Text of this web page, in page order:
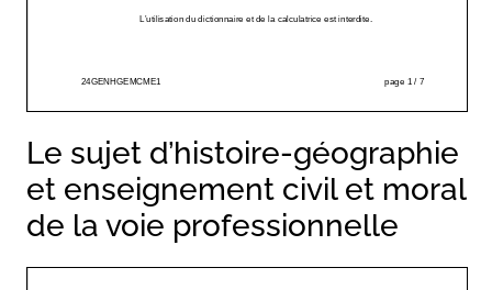
Le sujet d’histoire-géographie
et enseignement civil et moral
de la voie professionnelle